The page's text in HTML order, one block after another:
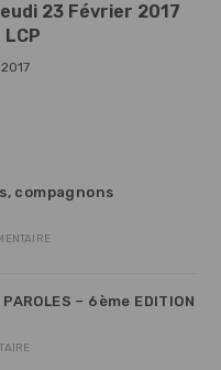
23 Février 2017
compagnons
– 6ème EDITION